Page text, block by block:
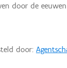
door de
door: